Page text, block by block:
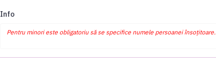
Info
Pentru minori este obligatoriu să se specifice numele persoanei însoțitoare.